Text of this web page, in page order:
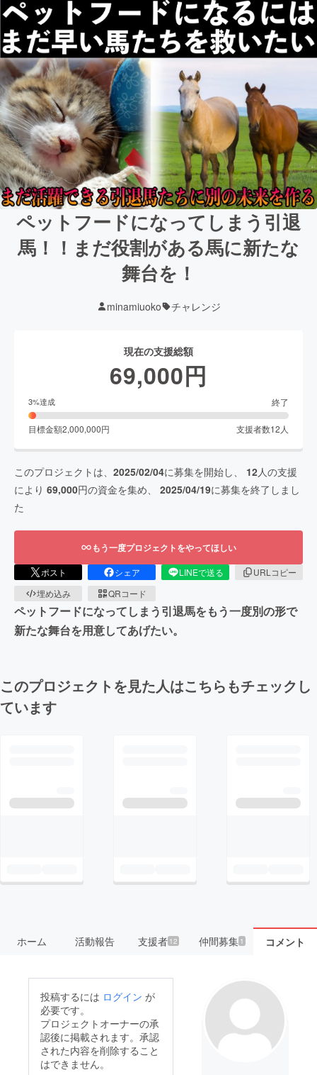
ペットフードになってしまう引退
馬！！まだ役割がある馬に新たな
舞台を！
minamiuoko チャレンジ
現在の支援総額
69,000円
3%達成 終了
目標金額2,000,000円 支援者数12 人
このプロジェクトは、 2025/02/04に募集を開始し、 12人の支援
により 69,000円の資金を集め、 2025/04/19に募集を終了しまし
た
もう一度プロジェクトをやってほしい
ポスト シェア LINEで送る
URLコピー
埋め込み
QRコード
ペットフードになってしまう引退馬をもう一度別の形で
新たな舞台を用意してあげたい。
このプロジェクトを見た人はこちらもチェックし
ています
ホーム 活動報告 支援者 12 仲間募集 1 コメント
投稿するには ログイン が
必要です。
プロジェクトオーナーの承
認後に掲載されます。承認
された内容を削除すること
はできません。